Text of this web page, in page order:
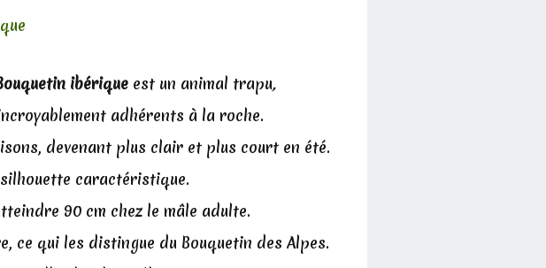
ibériqueest un animal trapu,
adhérents à la roche.
devenant plus clair et plus court en été.
caractéristique.
90 cm chez le mâle adulte.
ce qui les distingue du Bouquetin des Alpes.